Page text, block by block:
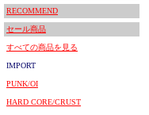
RECOMMEND
セール商品
すべての商品を見る
IMPORT
PUNK/OI
HARD CORE/CRUST